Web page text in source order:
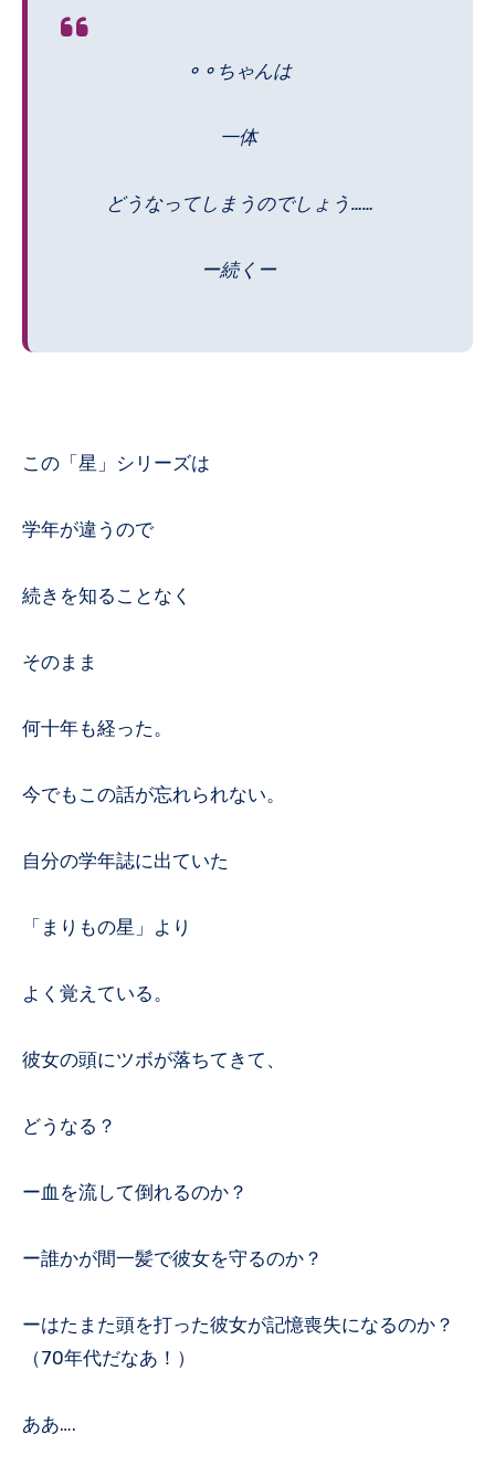
⚬⚬ちゃんは
一体
どうなってしまうのでしょう……
ー続くー
この「星」シリーズは
学年が違うので
続きを知ることなく
そのまま
何十年も経った。
今でもこの話が忘れられない。
自分の学年誌に出ていた
「まりもの星」より
よく覚えている。
彼女の頭にツボが落ちてきて、
どうなる？
ー血を流して倒れるのか？
ー誰かが間一髪で彼女を守るのか？
ーはたまた頭を打った彼女が記憶喪失になるのか？
（70年代だなあ！）
ああ….